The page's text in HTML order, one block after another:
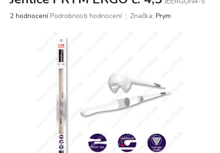
Průměrné
2 hodnocení Podrobnosti hodnocení Značka: Prym